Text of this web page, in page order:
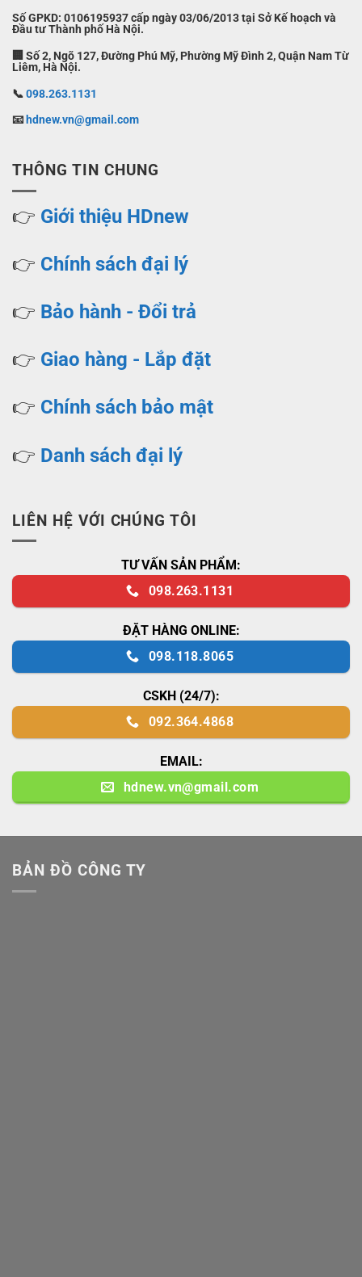
Số GPKD: 0106195937 cấp ngày 03/06/2013 tại Sở Kế hoạch và
Đầu tư Thành phố Hà Nội.
🏢 Số 2, Ngõ 127, Đường Phú Mỹ, Phường Mỹ Đình 2, Quận Nam Từ
Liêm, Hà Nội.
📞098.263.1131
📧hdnew.vn@gmail.com
THÔNG TIN CHUNG
👉 Giới thiệu HDnew
👉 Chính sách đại lý
👉 Bảo hành - Đổi trả
👉 Giao hàng - Lắp đặt
👉 Chính sách bảo mật
👉 Danh sách đại lý
LIÊN HỆ VỚI CHÚNG TÔI
TƯ VẤN SẢN PHẨM:
098.263.1131
ĐẶT HÀNG ONLINE:
098.118.8065
CSKH (24/7):
092.364.4868
EMAIL:
hdnew.vn@gmail.com
BẢN ĐỒ CÔNG TY